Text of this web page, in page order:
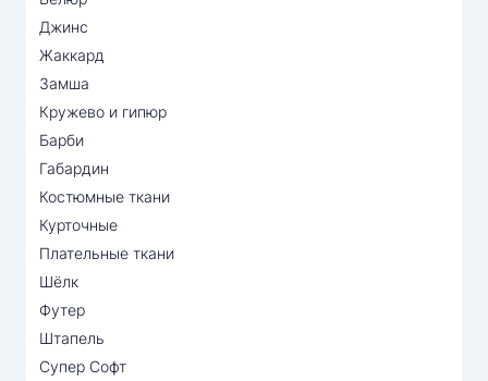
Джинс
Жаккард
Замша
Кружево и гипюр
Барби
Габардин
Костюмные ткани
Курточные
Плательные ткани
Шёлк
Футер
Штапель
Супер Софт